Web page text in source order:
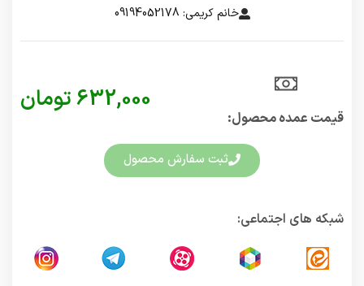
خانم کریمی: 09194052178
قیمت عمده محصول:​
632,000تومان
ثبت سفارش محصول
شبکه های اجتماعی: